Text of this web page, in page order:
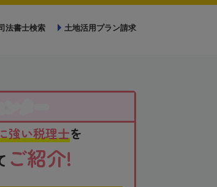
法書士検索 土地活用プラン請求
強い税理士を
ご紹介!